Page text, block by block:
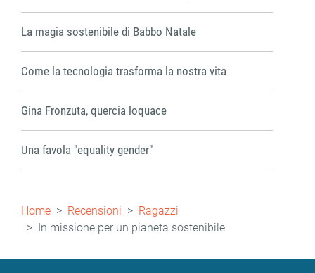
La magia sostenibile di Babbo Natale
Come la tecnologia trasforma la nostra vita
Gina Fronzuta, quercia loquace
Una favola "equality gender"
Briciole
di
pane
Home Recensioni
Ragazzi
In missione per un pianeta sostenibile